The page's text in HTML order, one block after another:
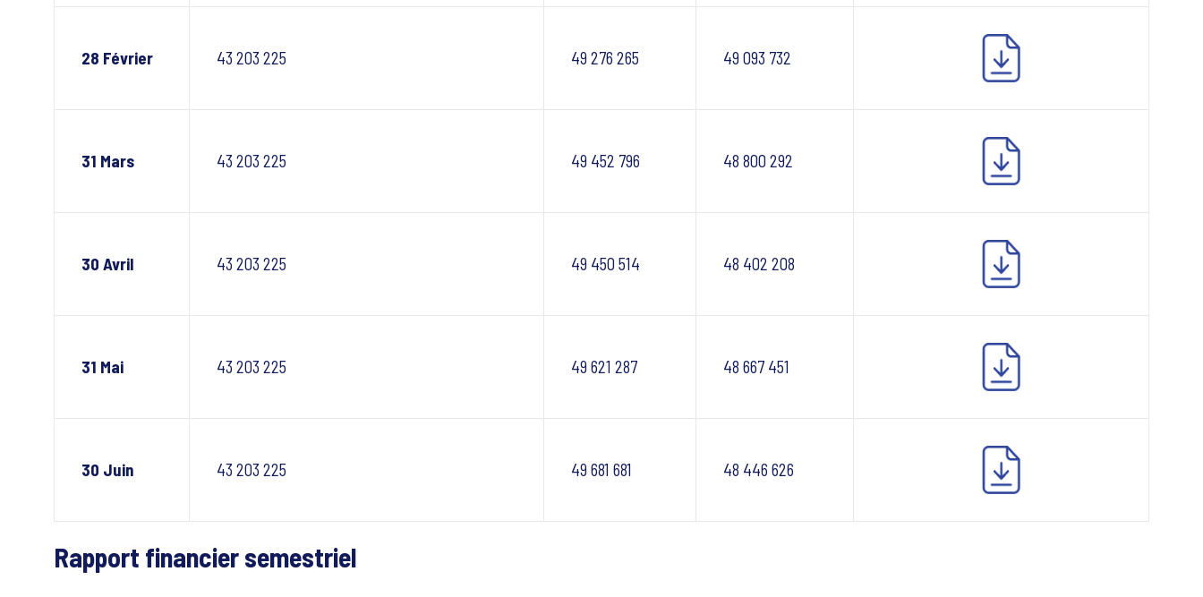
28 Février 43 203 225 49 276 265 49 093 732
31 Mars 43 203 225 49 452 796 48 800 292
30 Avril 43 203 225 49 450 514 48 402 208
31 Mai 43 203 225 49 621 287 48 667 451
30 Juin 43 203 225 49 681 681 48 446 626
Rapport financier semestriel